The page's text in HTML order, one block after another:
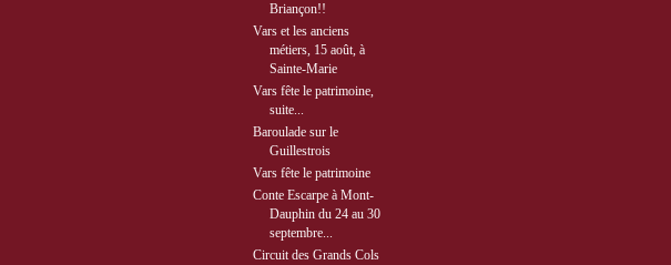
Briançon!!
Vars et les anciens
métiers, 15 août, à
Sainte-Marie
Vars fête le patrimoine,
suite...
Baroulade sur le
Guillestrois
Vars fête le patrimoine
Conte Escarpe à Mont-
Dauphin du 24 au 30
septembre...
Circuit des Grands Cols